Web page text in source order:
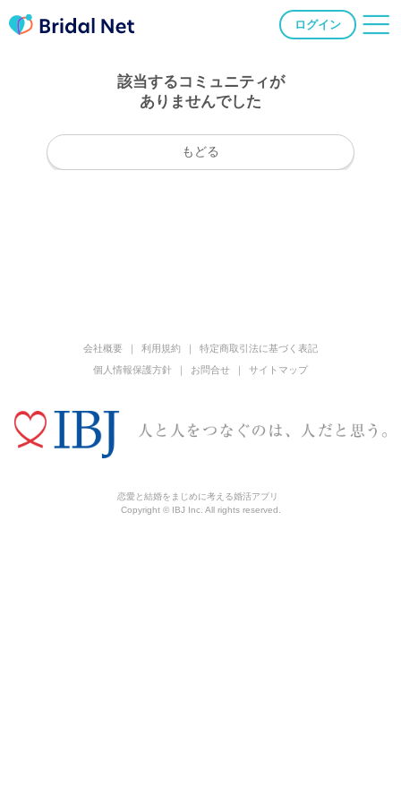
ログイン
該当するコミュニティが
ありませんでした
もどる
会社概要 利用規約
特定商取引法に基づく表記
個人情報保護方針
お問合せ サイトマップ
恋愛と結婚をまじめに考える婚活アプリ
Copyright © IBJ Inc. All rights reserved.